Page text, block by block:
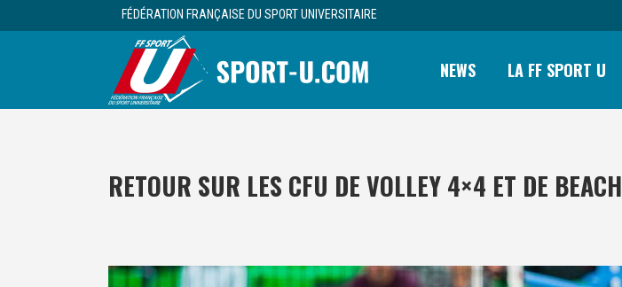
FÉDÉRATION FRANÇAISE DU SPORT UNIVERSITAIRE
NEWS LA FF SPORT U
RETOUR SUR LES CFU DE VOLLEY 4×4 ET DE BEACH